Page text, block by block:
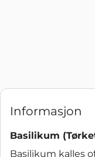
Informasjon
Basilikum
Basilikum kalles